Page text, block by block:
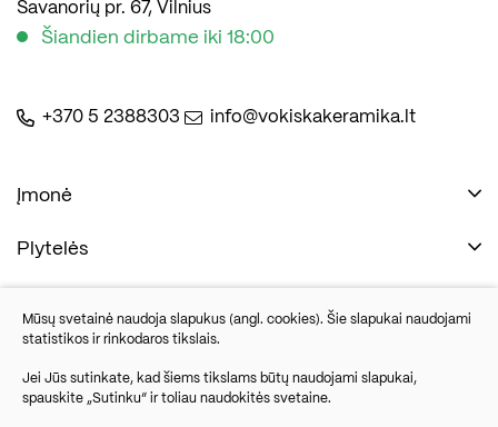
Savanorių pr. 67, Vilnius
Šiandien dirbame iki 18:00
+370 5 2388303 info@vokiskakeramika.lt
Įmonė
Plytelės
Naudinga
Kontaktai
Savanorių pr. 67, Vilnius
Mūsų svetainė naudoja slapukus (angl. cookies). Šie slapukai naudojami
statistikos ir rinkodaros tikslais.
Jei Jūs sutinkate, kad šiems tikslams būtų naudojami slapukai,
spauskite „Sutinku“ ir toliau naudokitės svetaine.